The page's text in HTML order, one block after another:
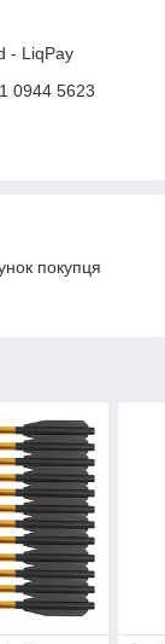
- LiqPay
0944 5623
покупця